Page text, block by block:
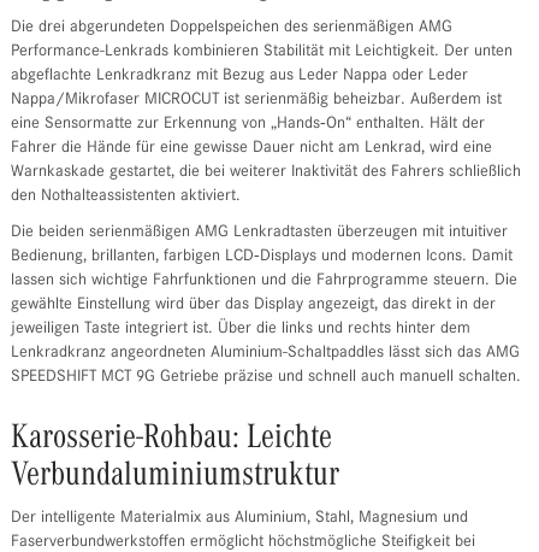
Die drei abgerundeten Doppelspeichen des serienmäßigen AMG
Performance-Lenkrads kombinieren Stabilität mit Leichtigkeit. Der unten
abgeflachte Lenkradkranz mit Bezug aus Leder Nappa oder Leder
Nappa/Mikrofaser MICROCUT ist serienmäßig beheizbar. Außerdem ist
eine Sensormatte zur Erkennung von „Hands‑On“ enthalten. Hält der
Fahrer die Hände für eine gewisse Dauer nicht am Lenkrad, wird eine
Warnkaskade gestartet, die bei weiterer Inaktivität des Fahrers schließlich
den Nothalteassistenten aktiviert.
Die beiden serienmäßigen AMG Lenkradtasten überzeugen mit intuitiver
Bedienung, brillanten, farbigen LCD‑Displays und modernen Icons. Damit
lassen sich wichtige Fahrfunktionen und die Fahrprogramme steuern. Die
gewählte Einstellung wird über das Display angezeigt, das direkt in der
jeweiligen Taste integriert ist. Über die links und rechts hinter dem
Lenkradkranz angeordneten Aluminium-Schaltpaddles lässt sich das AMG
SPEEDSHIFT MCT 9G Getriebe präzise und schnell auch manuell schalten.
Karosserie-Rohbau: Leichte
Verbundaluminiumstruktur
Der intelligente Materialmix aus Aluminium, Stahl, Magnesium und
Faserverbundwerkstoffen ermöglicht höchstmögliche Steifigkeit bei